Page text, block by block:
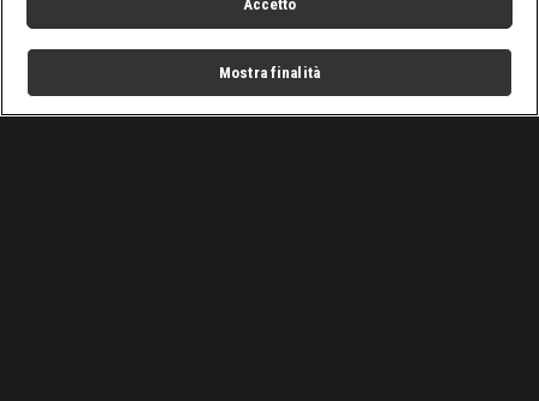
Accetto
Mostra finalità